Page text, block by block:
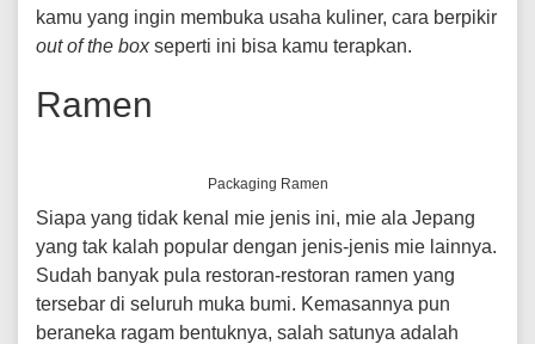
kamu yang ingin membuka usaha kuliner, cara berpikir
out of the boxseperti ini bisa kamu terapkan.
Ramen
Packaging Ramen
Siapa yang tidak kenal mie jenis ini, mie ala Jepang
yang tak kalah popular dengan jenis-jenis mie lainnya.
Sudah banyak pula restoran-restoran ramen yang
tersebar di seluruh muka bumi. Kemasannya pun
beraneka ragam bentuknya, salah satunya adalah